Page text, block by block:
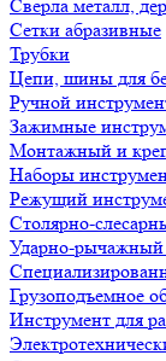
Сверла металл,
Сетки абразивные
Трубки
Цепи, шины для
Ручной
Зажимные
Монтажный и
Наборы
Режущий
Столярно-
Ударно-рычажный
Грузоподъемное
Инструмент для